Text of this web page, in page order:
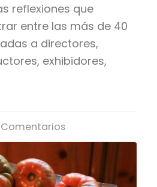
reflexiones que
entre las más de 40
a directores,
exhibidores,